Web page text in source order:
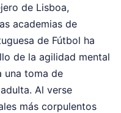
de Lisboa,
academias de
de Fútbol ha
de la agilidad mental
una toma de
Al verse
más corpulentos